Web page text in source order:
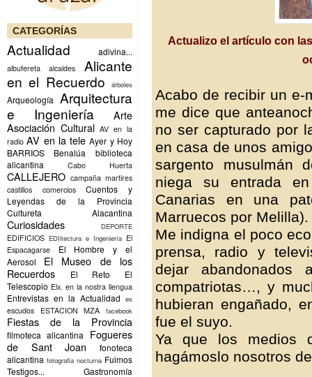
CATEGORÍAS
Actualidad adivina...
albufereta alcaldes
Alicante
en el Recuerdo
árboles
Arqueología Arquitectura
e Ingeniería
Arte
Asociación Cultural AV en la
radio AV en la tele Ayer y Hoy
BARRIOS
Benalúa
biblioteca
alicantina
Cabo Huerta
CALLEJERO campaña martires
castillos
comercios
Cuentos y
Leyendas de la Provincia
Cultureta Alacantina
Curiosidades DEPORTE
EDIFICIOS EDIitectura e Ingeniería El
Espacagarse
El Hombre y el
Aerosol
El Museo de los
Recuerdos
El Reto
El
Telescopio Elx. en la nostra llengua
Entrevistas en la Actualidad es
escudos ESTACION MZA facebook
Fiestas de la Provincia
filmoteca alicantina
Fogueres
de Sant Joan
fonoteca
alicantina fotografia nocturna Fuimos
Testigos...
Gastronomía
Actualizo el artículo con
Acabo de recibir un e-
me dice que
no ser capturado por
en casa de unos
sargento musulmán
niega su entrada
Canarias en una
Marruecos por Melilla).
Me indigna el poco
prensa, radio y
dejar abandonados
compatriotas…, y
hubieran engañado,
fue el suyo.
Ya que los medios
hagámoslo nosotros